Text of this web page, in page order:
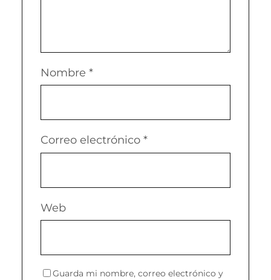
Nombre *
Correo electrónico *
Web
Guarda mi nombre, correo electrónico y